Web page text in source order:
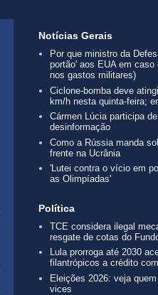
Notícias Gerais
Por que ministro da
portão' aos EUA em
nos gastos militares)
Ciclone-bomba deve
km/h nesta quinta-feira;
Cármen Lúcia participa
desinformação
Como a Rússia manda
frente na Ucrânia
'Lutei contra o vício em
as Olimpíadas'
Política
TCE considera ilegal
resgate de cotas do
Lula prorroga até 2030
filantrópicos a crédito
Eleições 2026: veja
vices